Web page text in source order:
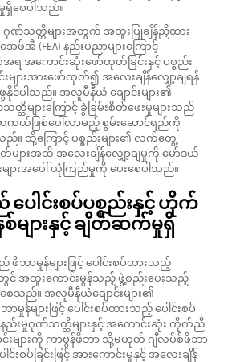
မှုရှိစေပါသည်။
ဂုဏ်သတ္တိများအတွက် အထူးပြုချိန်ညှိထား
အီ (FEA) နည်းပညာများကြောင့်
ရ အကောင်းဆုံးဖော်ထုတ်ခြင်းနှင့် ပစ္စည်း
းများအားဖော်ထုတ်၍ အလေးချိန်လျှော့ချရန်
င်ပါသည်။ အလူမီနီယံ ချောင်းများ၏
တိများကြောင့် ခွဲခြမ်းစိတ်ဖေးမှုများသည်
ဖြစ်ပေါ်လာမည့် စွမ်းဆောင်ရည်ကို
။ ထို့ကြောင့် ပစ္စည်းများ၏ လက်တွေ့
ားအထိ အလေးချိန်လျှော့ချမှုကို မော်ဒယ်
ျားအပေါ် ယုံကြည်မှုကို ပေးစေပါသည်။
ပေါင်းစပ်ပစ္စည်းနှင့် ဟိုက်
များနှင့် ချိတ်ဆက်မှုရှိ
ဖိဘာမှုန်များဖြင့် ပေါင်းစပ်ထားသည့်
ားတွင် အထူးကောင်းမွန်သည့် ဖွဲ့စည်းပေးသည့်
စေသည်။ အလူမီနီယံချောင်းများ၏
မှုန်များဖြင့် ပေါင်းစပ်ထားသည့် ပေါင်းစပ်
န်နည်းမှုဂုဏ်သတ္တိများနှင့် အကောင်းဆုံး ကိုက်ညီ
းများကို ကာဗွန်ဖိဘာ သို့မဟုတ် ဂျီလပ်စ်ဖိဘာ
ေါင်းစပ်ခြင်းဖြင့် အားကောင်းမှုနှင့် အလေးချိန်